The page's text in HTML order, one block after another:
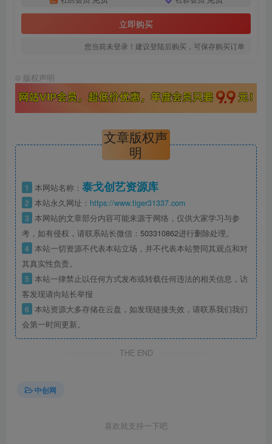
立即购买
您当前未登录！建议登陆后购买，可保存购买订单
© 版权声明
文章版权声
明
1 本网站名称： 泰戈创艺资源库
2 本站永久网址： https://www.tiger31337.com
3 本网站的文章部分内容可能来源于网络，仅供大家学习与参
考，如有侵权，请联系站长微信： 503310862进行删除处理。
4 本站一切资源不代表本站立场，并不代表本站赞同其观点和对
其真实性负责。
5 本站一律禁止以任何方式发布或转载任何违法的相关信息，访
客发现请向站长举报
6 本站资源大多存储在云盘，如发现链接失效，请联系我们我们
会第一时间更新。
THE END
中创网
喜欢就支持一下吧